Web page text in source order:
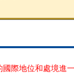
國際地位和處境進一